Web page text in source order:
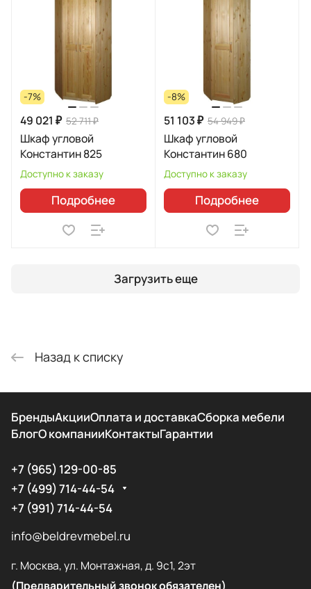
-7%
49 021 ₽ 52 711 ₽
Шкаф угловой
Константин 825
Доступно к заказу
Подробнее
-8%
51 103 ₽ 54 949 ₽
Шкаф угловой
Константин 680
Доступно к заказу
Подробнее
Загрузить еще
Назад к списку
БрендыАкцииОплата и доставкаСборка мебели
БлогО компанииКонтактыГарантии
+7 (965) 129-00-85
+7 (499) 714-44-54
+7 (991) 714-44-54
info@beldrevmebel.ru
г. Москва, ул. Монтажная, д. 9с1, 2эт
(Предварительный звонок обязателен)